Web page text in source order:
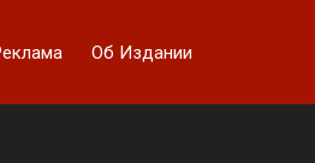
Об Издании